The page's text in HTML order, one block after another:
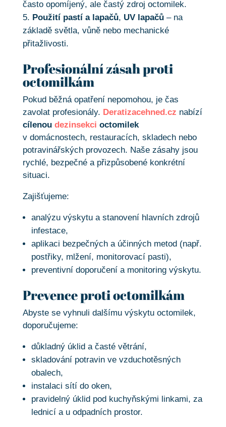
často opomíjený, ale častý zdroj octomilek.
Použití pastí a lapačů, UV lapačů– na
základě světla, vůně nebo mechanické
přitažlivosti.
Profesionální zásah proti
octomilkám
Pokud běžná opatření nepomohou, je čas
zavolat profesionály. Deratizacehned.cz nabízí
cílenou dezinsekci octomilek
v domácnostech, restauracích, skladech nebo
potravinářských provozech. Naše zásahy jsou
rychlé, bezpečné a přizpůsobené konkrétní
situaci.
Zajišťujeme:
analýzu výskytu a stanovení hlavních zdrojů
infestace,
aplikaci bezpečných a účinných metod (např.
postřiky, mlžení, monitorovací pasti),
preventivní doporučení a monitoring výskytu.
Prevence proti octomilkám
Abyste se vyhnuli dalšímu výskytu octomilek,
doporučujeme:
důkladný úklid a časté větrání,
skladování potravin ve vzduchotěsných
obalech,
instalaci sítí do oken,
pravidelný úklid pod kuchyňskými linkami, za
lednicí a u odpadních prostor.